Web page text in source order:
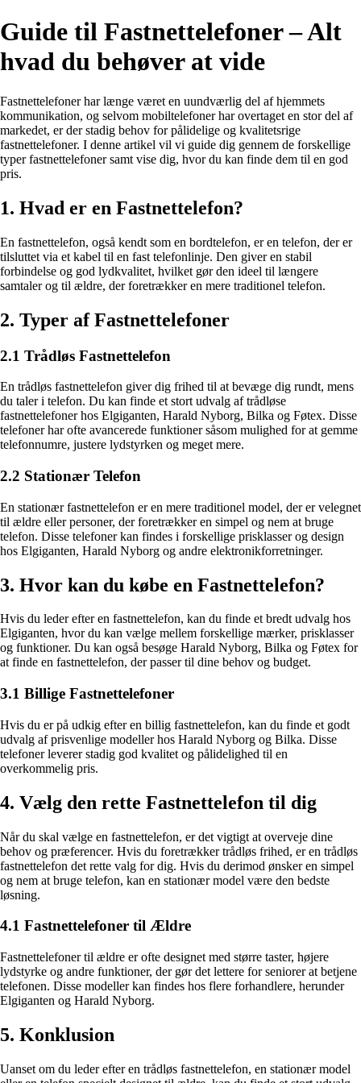
Guide til Fastnettelefoner – Alt
hvad du behøver at vide
Fastnettelefoner har længe været en uundværlig del af hjemmets
kommunikation, og selvom mobiltelefoner har overtaget en stor del af
markedet, er der stadig behov for pålidelige og kvalitetsrige
fastnettelefoner. I denne artikel vil vi guide dig gennem de forskellige
typer fastnettelefoner samt vise dig, hvor du kan finde dem til en god
pris.
1. Hvad er en Fastnettelefon?
En fastnettelefon, også kendt som en bordtelefon, er en telefon, der er
tilsluttet via et kabel til en fast telefonlinje. Den giver en stabil
forbindelse og god lydkvalitet, hvilket gør den ideel til længere
samtaler og til ældre, der foretrækker en mere traditionel telefon.
2. Typer af Fastnettelefoner
2.1 Trådløs Fastnettelefon
En trådløs fastnettelefon giver dig frihed til at bevæge dig rundt, mens
du taler i telefon. Du kan finde et stort udvalg af trådløse
fastnettelefoner hos Elgiganten, Harald Nyborg, Bilka og Føtex. Disse
telefoner har ofte avancerede funktioner såsom mulighed for at gemme
telefonnumre, justere lydstyrken og meget mere.
2.2 Stationær Telefon
En stationær fastnettelefon er en mere traditionel model, der er velegnet
til ældre eller personer, der foretrækker en simpel og nem at bruge
telefon. Disse telefoner kan findes i forskellige prisklasser og design
hos Elgiganten, Harald Nyborg og andre elektronikforretninger.
3. Hvor kan du købe en Fastnettelefon?
Hvis du leder efter en fastnettelefon, kan du finde et bredt udvalg hos
Elgiganten, hvor du kan vælge mellem forskellige mærker, prisklasser
og funktioner. Du kan også besøge Harald Nyborg, Bilka og Føtex for
at finde en fastnettelefon, der passer til dine behov og budget.
3.1 Billige Fastnettelefoner
Hvis du er på udkig efter en billig fastnettelefon, kan du finde et godt
udvalg af prisvenlige modeller hos Harald Nyborg og Bilka. Disse
telefoner leverer stadig god kvalitet og pålidelighed til en
overkommelig pris.
4. Vælg den rette Fastnettelefon til dig
Når du skal vælge en fastnettelefon, er det vigtigt at overveje dine
behov og præferencer. Hvis du foretrækker trådløs frihed, er en trådløs
fastnettelefon det rette valg for dig. Hvis du derimod ønsker en simpel
og nem at bruge telefon, kan en stationær model være den bedste
løsning.
4.1 Fastnettelefoner til Ældre
Fastnettelefoner til ældre er ofte designet med større taster, højere
lydstyrke og andre funktioner, der gør det lettere for seniorer at betjene
telefonen. Disse modeller kan findes hos flere forhandlere, herunder
Elgiganten og Harald Nyborg.
5. Konklusion
Uanset om du leder efter en trådløs fastnettelefon, en stationær model